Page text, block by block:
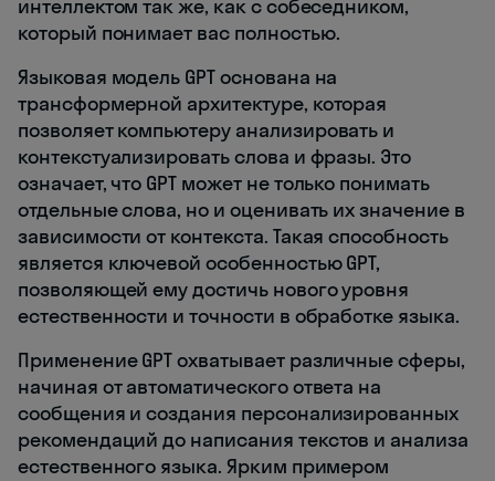
интеллектом так же, как с собеседником,
который понимает вас полностью.
Языковая модель GPT основана на
трансформерной архитектуре, которая
позволяет компьютеру анализировать и
контекстуализировать слова и фразы. Это
означает, что GPT может не только понимать
отдельные слова, но и оценивать их значение в
зависимости от контекста. Такая способность
является ключевой особенностью GPT,
позволяющей ему достичь нового уровня
естественности и точности в обработке языка.
Применение GPT охватывает различные сферы,
начиная от автоматического ответа на
сообщения и создания персонализированных
рекомендаций до написания текстов и анализа
естественного языка. Ярким примером